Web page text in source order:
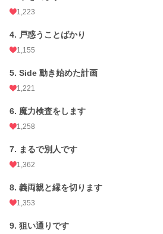
お気に入り 2,177
文字数
初回公開日時
初回完結日時 2025.07.14 18:29
週間ポイント
月間ポイント 1,918 pt (16,378 位)
年間ポイント
累計ポイント 1,744,098 pt (3,291 位)
1,223
4. 戸惑うことばかり
1,155
5. Side 動き始めた計画
1,221
6. 魔力検査をします
1,258
7. まるで別人です
1,362
8. 義両親と縁を切ります
1,353
9. 狙い通りです